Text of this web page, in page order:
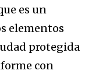
es un
elementos
protegida
con